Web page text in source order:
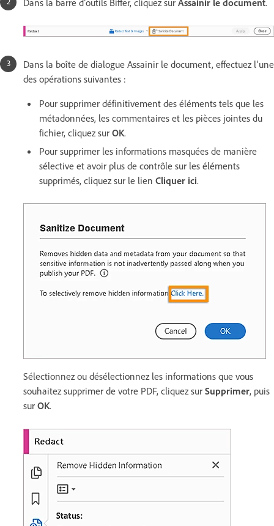
Dans la boîte de dialogue Assainir le document, effectuez l’une
des opérations suivantes :
Pour supprimer définitivement des éléments tels que les
métadonnées, les commentaires et les pièces jointes du
fichier, cliquez sur OK.
Pour supprimer les informations masquées de manière
sélective et avoir plus de contrôle sur les éléments
supprimés, cliquez sur le lien Cliquer ici.
Sélectionnez ou désélectionnez les informations que vous
souhaitez supprimer de votre PDF, cliquez sur Supprimer, puis
sur OK.